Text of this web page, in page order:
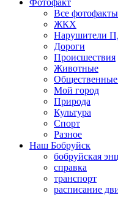
Фотофакт
Все фотофакты
ЖКХ
Нарушители
Дороги
Происшествия
Животные
Мой город
Природа
Культура
Спорт
Разное
Наш Бобруйск
бобруйская
справка
транспорт
расписание